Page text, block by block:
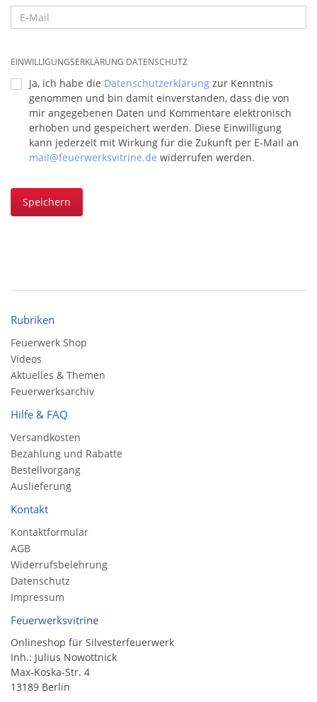
EINWILLIGUNGSERKLÄRUNG DATENSCHUTZ
Ja, ich habe die Datenschutzerklärung zur Kenntnis
genommen und bin damit einverstanden, dass die von
mir angegebenen Daten und Kommentare elektronisch
erhoben und gespeichert werden. Diese Einwilligung
kann jederzeit mit Wirkung für die Zukunft per E-Mail an
mail@feuerwerksvitrine.de widerrufen werden.
Speichern
Rubriken
Feuerwerk Shop
Videos
Aktuelles & Themen
Feuerwerksarchiv
Hilfe & FAQ
Versandkosten
Bezahlung und Rabatte
Bestellvorgang
Auslieferung
Kontakt
Kontaktformular
AGB
Widerrufsbelehrung
Datenschutz
Impressum
Feuerwerksvitrine
Onlineshop für Silvesterfeuerwerk
Inh.: Julius Nowottnick
Max-Koska-Str. 4
13189 Berlin